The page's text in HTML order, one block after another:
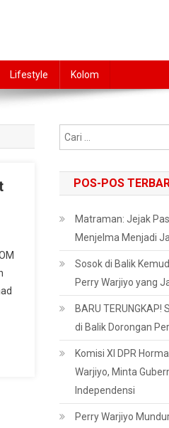
Lifestyle Kolom
POS-POS
Matraman: Jejak
Menjelma Menjadi
Sosok di Balik
Perry Warjiyo yang
BARU
di Balik Dorongan
Komisi XI DPR
Warjiyo, Minta
Independensi
Perry Warjiyo